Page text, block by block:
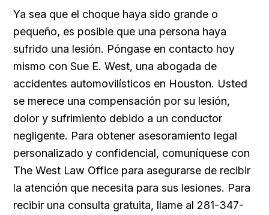
Ya sea que el choque haya sido grande o
pequeño, es posible que una persona haya
sufrido una lesión. Póngase en contacto hoy
mismo con Sue E. West, una abogada de
accidentes automovilísticos en Houston. Usted
se merece una compensación por su lesión,
dolor y sufrimiento debido a un conductor
negligente. Para obtener asesoramiento legal
personalizado y confidencial, comuníquese con
The West Law Office para asegurarse de recibir
la atención que necesita para sus lesiones. Para
recibir una consulta gratuita, llame al 281-347-